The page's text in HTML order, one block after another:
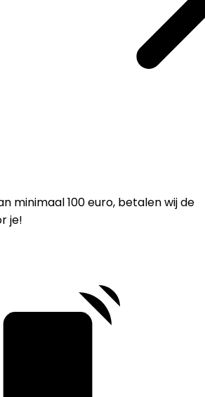
minimaal 100 euro, betalen wij de
je!